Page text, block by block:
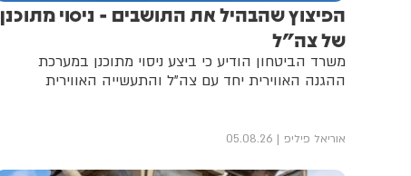
הפיצוץ שהבהיל את התושבים - ניסוי מתוכנן
של צה"ל
משרד הביטחון הודיע כי ביצע ניסוי מתוכנן במערכת
ההגנה האווירית יחד עם צה"ל והתעשייה האווירית
אוריאל פיליפ 05.08.26